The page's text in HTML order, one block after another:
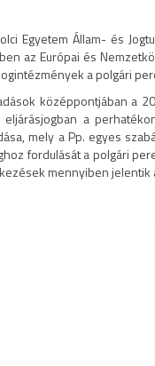
Egyetem Állam- és
az Európai és
a polgári
középpontjában a
eljárásjogban a
mely a Pp. egyes
fordulását a polgári
mennyiben jelentik